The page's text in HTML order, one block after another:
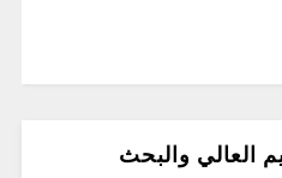
العالي والبحث